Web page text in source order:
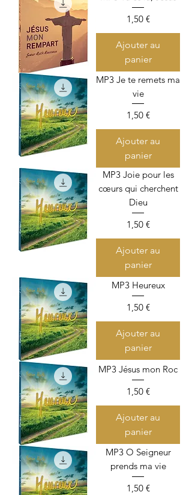
Prix
1,50 €
Ajouter au
panier
MP3 Je te remets ma
vie
Prix
1,50 €
Ajouter au
panier
MP3 Joie pour les
cœurs qui cherchent
Dieu
Prix
1,50 €
Ajouter au
panier
MP3 Heureux
Prix
1,50 €
Ajouter au
panier
MP3 Jésus mon Roc
Prix
1,50 €
Ajouter au
panier
MP3 O Seigneur
prends ma vie
Prix
1,50 €